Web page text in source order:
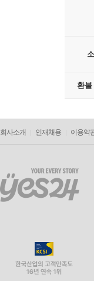
환
회사소개 인재채용 이용약